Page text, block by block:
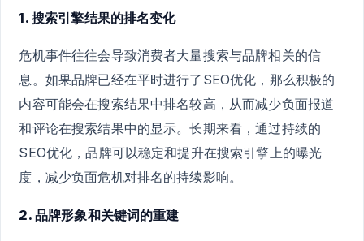
1. 搜索引擎结果的排名变化
危机事件往往会导致消费者大量搜索与品牌相关的信
息。如果品牌已经在平时进行了SEO优化，那么积极的
内容可能会在搜索结果中排名较高，从而减少负面报道
和评论在搜索结果中的显示。长期来看，通过持续的
SEO优化，品牌可以稳定和提升在搜索引擎上的曝光
度，减少负面危机对排名的持续影响。
2. 品牌形象和关键词的重建